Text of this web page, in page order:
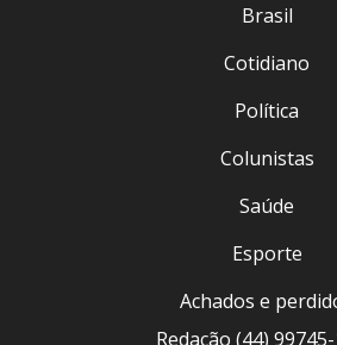
Brasil
Cotidiano
Política
Colunistas
Saúde
Esporte
Achados e
Redação (44)